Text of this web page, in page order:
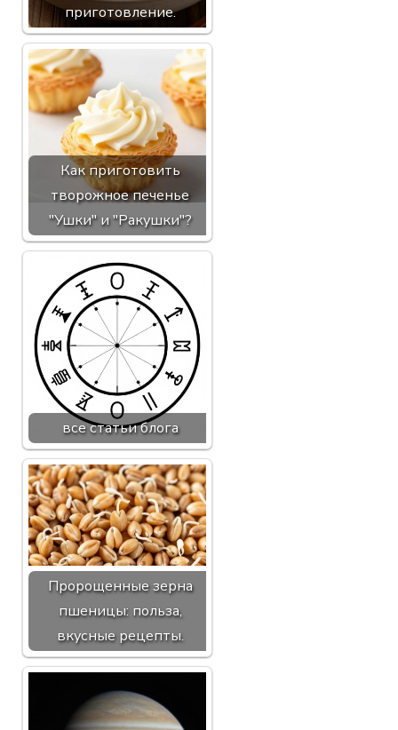
приготовление.
Как приготовить
творожное печенье
"Ушки" и "Ракушки"?
все статьи блога
Пророщенные зерна
пшеницы: польза,
вкусные рецепты.